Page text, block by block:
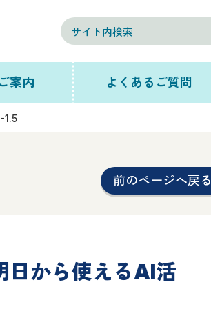
案内 よくあるご質問
1.5
前のページへ戻る
日から使えるAI活